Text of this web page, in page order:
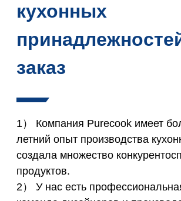
кухонных
заказ
1） Компания Purecook имеет
летний опыт производства
создала множество
продуктов.
2） У нас есть